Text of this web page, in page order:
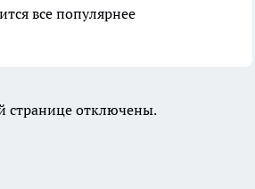
все популярнее
странице отключены.